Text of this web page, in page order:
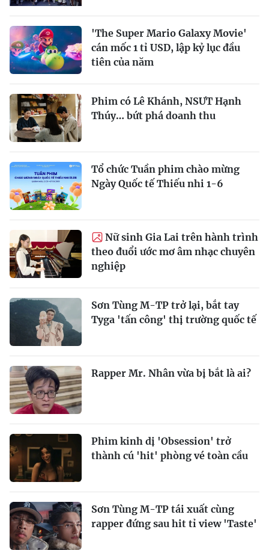
'The Super Mario Galaxy Movie'
cán mốc 1 tỉ USD, lập kỷ lục đầu
tiên của năm
Phim có Lê Khánh, NSƯT Hạnh
Thúy… bứt phá doanh thu
Tổ chức Tuần phim chào mừng
Ngày Quốc tế Thiếu nhi 1-6
Nữ sinh Gia Lai trên hành trình
theo đuổi ước mơ âm nhạc chuyên
nghiệp
Sơn Tùng M-TP trở lại, bắt tay
Tyga 'tấn công' thị trường quốc tế
Rapper Mr. Nhân vừa bị bắt là ai?
Phim kinh dị 'Obsession' trở
thành cú 'hit' phòng vé toàn cầu
Sơn Tùng M-TP tái xuất cùng
rapper đứng sau hit tỉ view 'Taste'